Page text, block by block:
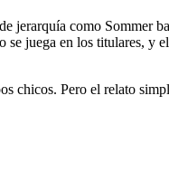
jerarquía como Sommer
juega en los titulares, y
chicos. Pero el relato